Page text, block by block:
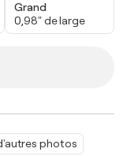
photos
Grand
0,98" de large